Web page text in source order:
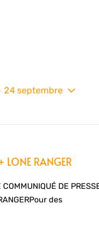
24 septembre
LONE RANGER
DE
des